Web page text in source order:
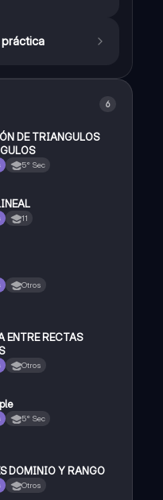
6
DE TRIANGULOS
5° Sec
11
Otros
ENTRE RECTAS
Otros
5° Sec
DOMINIO Y RANGO
Otros